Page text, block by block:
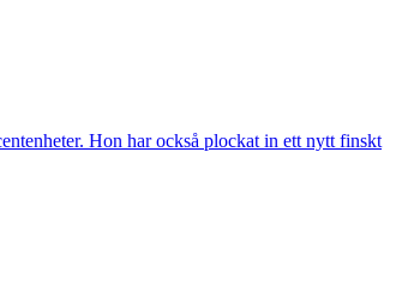
Hon har också plockat in ett nytt finskt